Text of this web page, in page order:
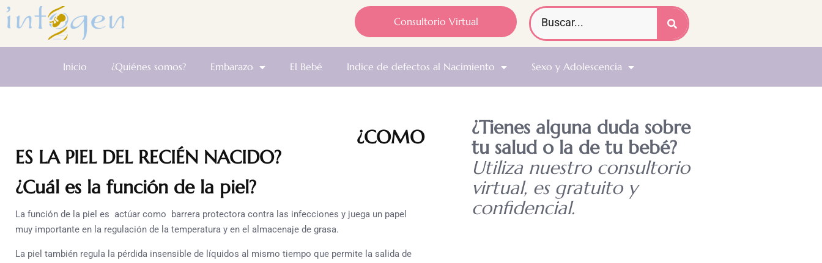
Consultorio Virtual
Inicio ¿Quiénes somos? Embarazo El Bebé Indice de defectos al Nacimiento Sexo y Adolescencia
¿COMO
ES LA PIEL DEL RECIÉN NACIDO?
¿Cuál es la función de la piel?
La función de la piel es actúar como barrera protectora contra las infecciones y juega un papel
muy importante en la regulación de la temperatura y en el almacenaje de grasa.
La piel también regula la pérdida insensible de líquidos al mismo tiempo que permite la salida de
¿Tienes alguna duda sobre
tu salud o la de tu bebé?
Utiliza nuestro consultorio
virtual, es gratuito y
confidencial.